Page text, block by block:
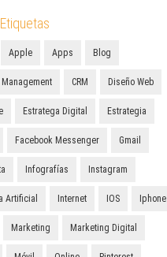
Apple Apps Blog
Management CRM Diseño Web
Estratega Digital Estrategia
Facebook Messenger Gmail
Infografías Instagram
Artificial Internet IOS Iphone
Marketing Marketing Digital